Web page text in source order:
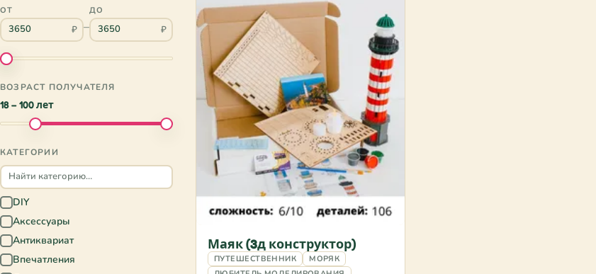
ОТ
₽ –
ДО
₽
ВОЗРАСТ ПОЛУЧАТЕЛЯ
18 – 100 лет
КАТЕГОРИИ
DIY
Аксессуары
Антиквариат
Впечатления
Маяк (3д конструктор)
ПУТЕШЕСТВЕННИК
МОРЯК